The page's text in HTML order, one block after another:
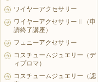
ワイヤーアクセサリー
ワイヤーアクセサリーⅡ（申
請終了講座）
フェニーアクセサリー
コスチュームジュエリー（デ
ィプロマ）
コスチュームジュエリー（認